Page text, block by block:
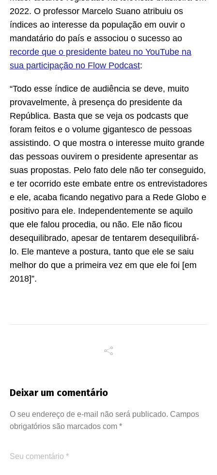
2022. O professor Marcelo Suano atribuiu os
índices ao interesse da população em ouvir o
mandatário do país e associou o sucesso ao
recorde que o presidente bateu no YouTube na
sua participação no Flow Podcast:
“Todo esse índice de audiência se deve, muito
provavelmente, à presença do presidente da
República. Basta que se veja os podcasts que
foram feitos e o volume gigantesco de pessoas
assistindo. O que mostra o interesse muito grande
das pessoas ouvirem o presidente apresentar as
suas propostas. Pelo fato dele não ter conseguido,
e ter ocorrido este embate entre os entrevistadores
e ele, acaba ficando negativo para a Rede Globo e
positivo para ele. Independentemente se aquilo
que ele falou procedia, ou não. Ele não ficou
desequilibrado, apesar de tentarem desequilibrá-
lo. Ele manteve a postura, tanto que ele se saiu
melhor do que a primeira vez em que ele foi [em
2018]”.
Deixar um comentário
O seu endereço de e-mail não será publicado. Campos
obrigatórios são marcados com *